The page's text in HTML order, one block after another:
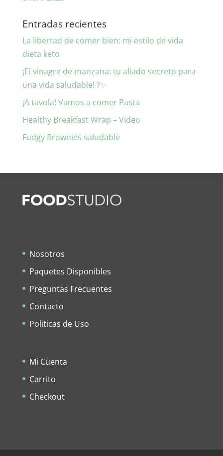
Entradas recientes
La libertad de comer bien: mi estilo de vida
dieta keto
¡El vinagre de manzana: tu aliado secreto para
una vida saludable! ?✨
¡A tavola! Vamos a comer Pasta
Healthy Breakfast Wrap – Video
Fudgy Brownies saludable
Nosotros
Paquetes Disponibles
Preguntas Frecuentes
Contacto
Politicas de Uso
Mi Cuenta
Carrito
Checkout